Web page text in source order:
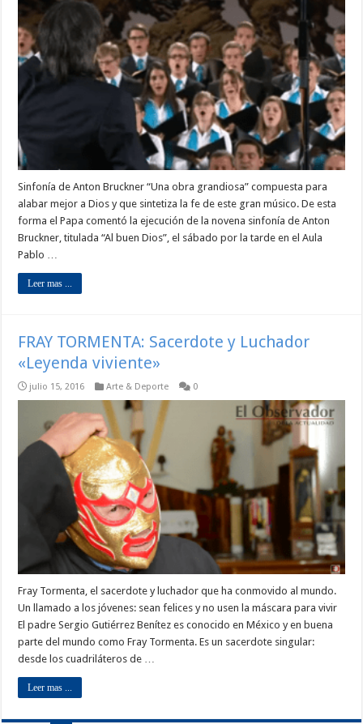
Sinfonía de Anton Bruckner “Una obra grandiosa” compuesta para
alabar mejor a Dios y que sintetiza la fe de este gran músico. De esta
forma el Papa comentó la ejecución de la novena sinfonía de Anton
Bruckner, titulada “Al buen Dios”, el sábado por la tarde en el Aula
Pablo …
Leer mas ...
FRAY TORMENTA: Sacerdote y Luchador
«Leyenda viviente»
julio 15, 2016 Arte & Deporte 0
Fray Tormenta, el sacerdote y luchador que ha conmovido al mundo.
Un llamado a los jóvenes: sean felices y no usen la máscara para vivir
El padre Sergio Gutiérrez Benítez es conocido en México y en buena
parte del mundo como Fray Tormenta. Es un sacerdote singular:
desde los cuadriláteros de …
Leer mas ...